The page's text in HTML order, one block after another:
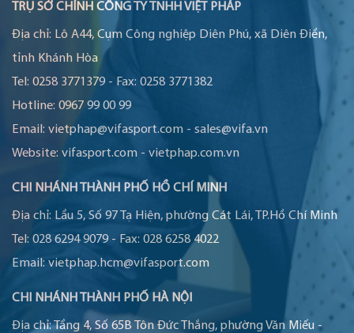
TRỤ SỞ CHÍNH CÔNG TY TNHH VIỆT PHÁP
Địa chỉ: Lô A44, Cụm Công nghiệp Diên Phú, xã Diên Điền,
tỉnh Khánh Hòa
Tel: 0258 3771379 - Fax: 0258 3771382
Hotline: 0967 99 00 99
Email: vietphap@vifasport.com - sales@vifa.vn
Website: vifasport.com - vietphap.com.vn
CHI NHÁNH THÀNH PHỐ HỒ CHÍ MINH
Địa chỉ: Lầu 5, Số 97 Tạ Hiện, phường Cát Lái, TP.Hồ Chí Minh
Tel: 028 6294 9079- Fax: 028 6258 4022
Email: vietphap.hcm@vifasport.com
CHI NHÁNH THÀNH PHỐ HÀ NỘI
Địa chỉ:Tầng 4, Số 65B Tôn Đức Thắng, phường Văn Miếu -